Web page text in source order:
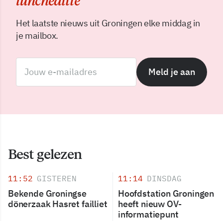
Het laatste nieuws uit Groningen elke middag in
je mailbox.
Meld je aan
Best gelezen
11:52 GISTEREN
Bekende Groningse
dönerzaak Hasret failliet
11:14 DINSDAG
Hoofdstation Groningen
heeft nieuw OV-
informatiepunt